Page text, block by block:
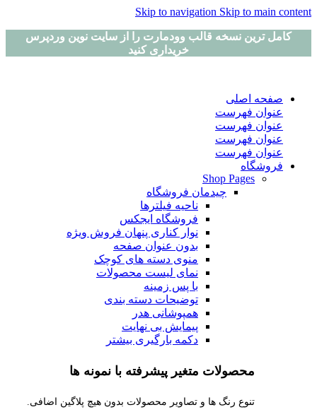
Skip to navigation Skip to main content
کامل ترین نسخه قالب وودمارت را از سایت نوین وردپرس
خریداری کنید
صفحه اصلی
عنوان فهرست
عنوان فهرست
عنوان فهرست
عنوان فهرست
فروشگاه
Shop Pages
چیدمان فروشگاه
ناحیه فیلترها
فروشگاه ایجکس
نوار کناری پنهان فروش ویژه
بدون عنوان صفحه
منوی دسته های کوچک
نمای لیست محصولات
با پس زمینه
توضیحات دسته بندی
همپوشانی هدر
پیمایش بی نهایت
دکمه بارگیری بیشتر
محصولات متغیر پیشرفته با نمونه ها
تنوع رنگ ها و تصاویر محصولات بدون هیچ پلاگین اضافی.